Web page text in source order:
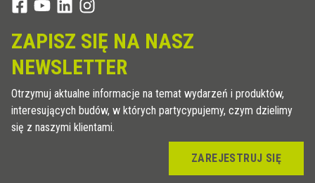
ZAPISZ SIĘ NA NASZ
NEWSLETTER
Otrzymuj aktualne informacje na temat wydarzeń i produktów,
interesujących budów, w których partycypujemy, czym dzielimy
się z naszymi klientami.
ZAREJESTRUJ SIĘ